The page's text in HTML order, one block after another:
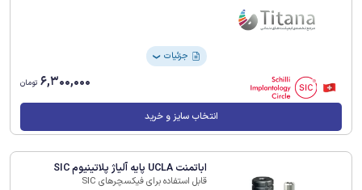
جزئیات ❯
6,300,000 تومان
انتخاب سایز و خرید
اباتمنت UCLA پایه آلیاژ پلاتینیوم SIC
قابل استفاده برای فیکسچرهای SIC